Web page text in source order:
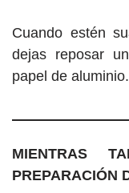
Cuando estén
dejas reposar
papel de aluminio.
MIENTRAS
PREPARACIÓN